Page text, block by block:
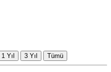
1 Yıl 3 Yıl Tümü